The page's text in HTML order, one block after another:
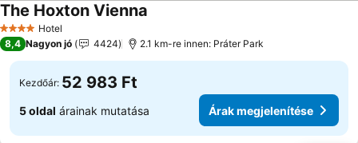
4 KategóriaHotel
The Hoxton Vienna
8,4 Nagyon jó 4424 2.1 km-re innen: Práter Park
Kezdőár: 52 983 Ft
5 oldal árainak mutatása Árak megjelenítése